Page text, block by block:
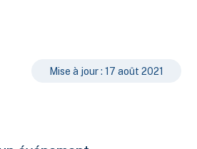
Mise à jour : 17 août 2021